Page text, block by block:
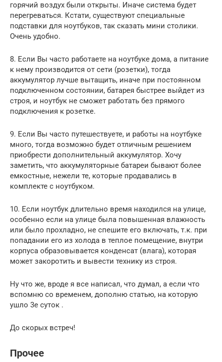
горячий воздух были открыты. Иначе система будет
перегреваться. Кстати, существуют специальные
подставки для ноутбуков, так сказать мини столики.
Очень удобно.
8. Если Вы часто работаете на ноутбуке дома, а питание
к нему производится от сети (розетки), тогда
аккумулятор лучше вытащить, иначе при постоянном
подключенном состоянии, батарея быстрее выйдет из
строя, и ноутбук не сможет работать без прямого
подключения к розетке.
9. Если Вы часто путешествуете, и работы на ноутбуке
много, тогда возможно будет отличным решением
приобрести дополнительный аккумулятор. Хочу
заметить, что аккумуляторные батареи бывают более
емкостные, нежели те, которые продавались в
комплекте с ноутбуком.
10. Если ноутбук длительно время находился на улице,
особенно если на улице была повышенная влажность
или было прохладно, не спешите его включать, т.к. при
попадании его из холода в теплое помещение, внутри
корпуса образовывается конденсат (влага), которая
может закоротить и вывести технику из строя.
Ну что же, вроде я все написал, что думал, а если что
вспомню со временем, дополню статью, на которую
ушло 3е суток .
До скорых встреч!
Прочее